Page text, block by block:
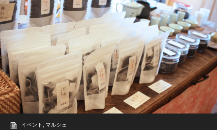
イベント , マルシェ